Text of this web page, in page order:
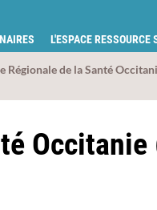
L'ESPACE RESSOURCE
Régionale de la Santé
Occitanie